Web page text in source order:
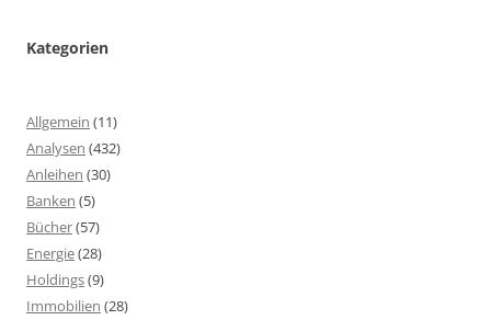
Kategorien
Allgemein (11)
Analysen (432)
Anleihen (30)
Banken (5)
Bücher(57)
Energie(28)
Holdings(9)
Immobilien (28)